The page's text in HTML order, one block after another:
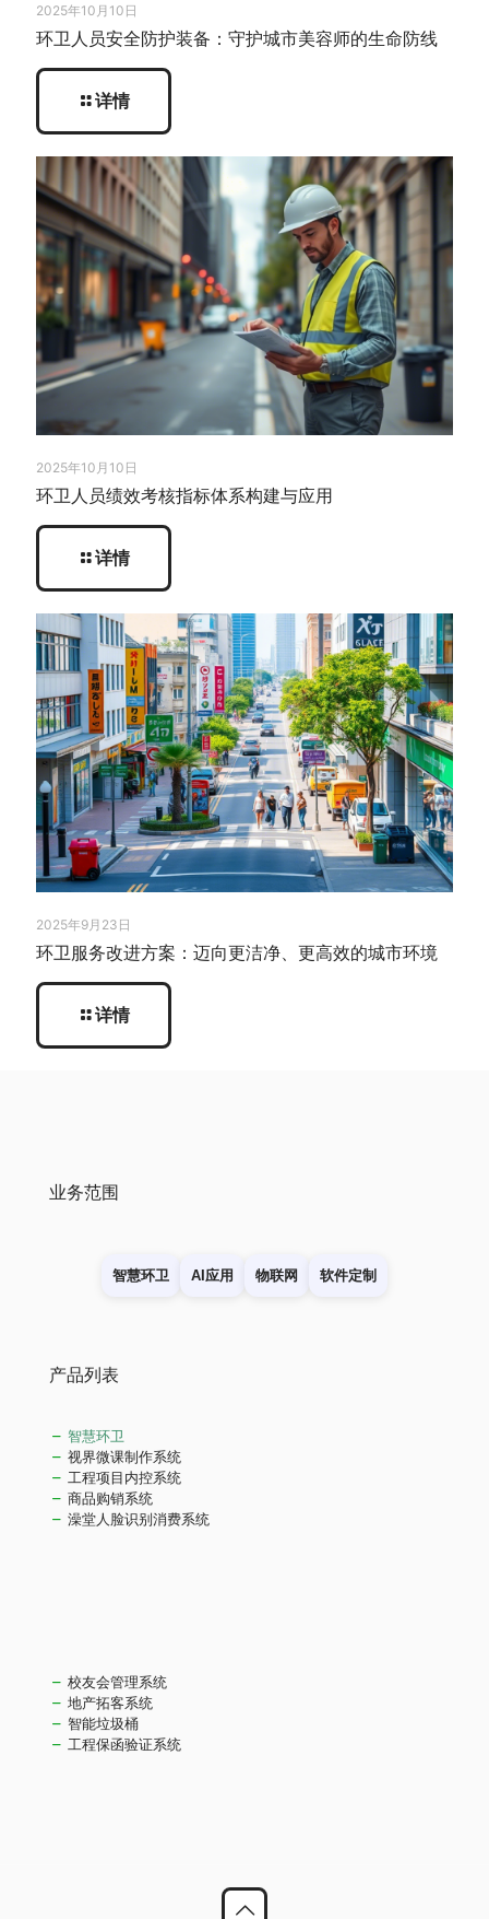
2025年10月10日
环卫人员安全防护装备：守护城市美容师的生命防线
详情
2025年10月10日
环卫人员绩效考核指标体系构建与应用
详情
2025年9月23日
环卫服务改进方案：迈向更洁净、更高效的城市环境
详情
业务范围
智慧环卫 AI应用 物联网 软件定制
产品列表
智慧环卫
视界微课制作系统
工程项目内控系统
商品购销系统
澡堂人脸识别消费系统
校友会管理系统
地产拓客系统
智能垃圾桶
工程保函验证系统